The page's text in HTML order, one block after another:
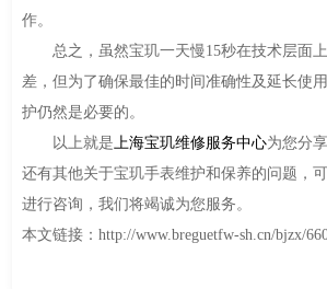
作。
总之，虽然宝玑一天慢15秒在技术层面
差，但为了确保最佳的时间准确性及延长使
护仍然是必要的。
以上就是 上海宝玑维修服务中心为您分
还有其他关于宝玑手表维护和保养的问题，
进行咨询，我们将竭诚为您服务。
本文链接：http://www.breguetfw-sh.cn/bjzx/